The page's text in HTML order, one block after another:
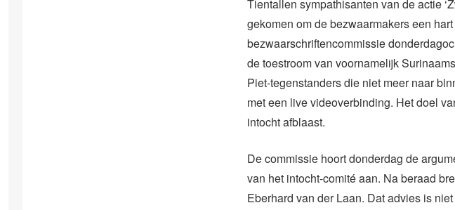
Tientallen sympathisanten van de actie
gekomen om de bezwaarmakers een
bezwaarschriftencommissie
de toestroom van voornamelijk
Piet-tegenstanders die niet meer naar
met een live videoverbinding. Het doel
intocht afblaast.
De commissie hoort donderdag de
van het intocht-comité aan. Na beraad
Eberhard van der Laan. Dat advies is